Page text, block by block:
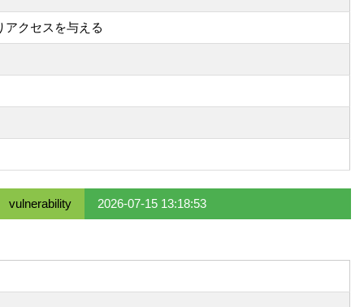
アクセスを与える
vulnerability 2026-07-15 13:18:53